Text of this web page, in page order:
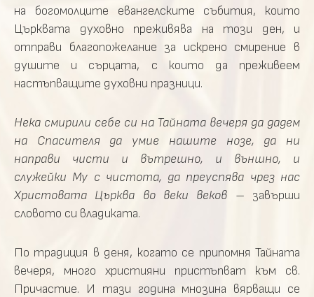
на богомолците евангелските събития, които
Църквата духовно преживява на този ден, и
отправи благопожелание за искрено смирение в
душите и сърцата, с които да преживеем
настъпващите духовни празници.
Нека смирили себе си на Тайната вечеря да дадем
на Спасителя да умие нашите нозе, да ни
направи чисти и вътрешно, и външно, и
служейки Му с чистота, да преуспява чрез нас
Христовата Църква во веки веков – завърши
словото си владиката.
По традиция в деня, когато се припомня Тайната
вечеря, много християни пристъпват към св.
Причастие. И тази година мнозина вярващи се